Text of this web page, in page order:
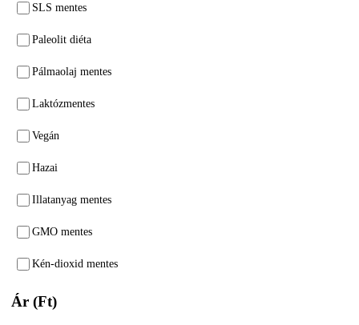
SLS mentes
Paleolit diéta
Pálmaolaj mentes
Laktózmentes
Vegán
Hazai
Illatanyag mentes
GMO mentes
Kén-dioxid mentes
Ár (Ft)